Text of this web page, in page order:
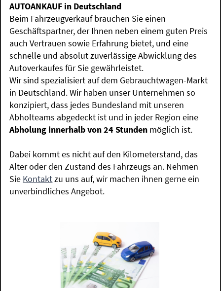
AUTOANKAUF in Deutschland
Beim Fahrzeugverkauf brauchen Sie einen
Geschäftspartner, der Ihnen neben einem guten Preis
auch Vertrauen sowie Erfahrung bietet, und eine
schnelle und absolut zuverlässige Abwicklung des
Autoverkaufes für Sie gewährleistet.
Wir sind spezialisiert auf dem Gebrauchtwagen-Markt
in Deutschland. Wir haben unser Unternehmen so
konzipiert, dass jedes Bundesland mit unseren
Abholteams abgedeckt ist und in jeder Region eine
Abholung innerhalb von 24 Stunden möglich ist.
Dabei kommt es nicht auf den Kilometerstand, das
Alter oder den Zustand des Fahrzeugs an. Nehmen
Sie Kontaktzu uns auf, wir machen ihnen gerne ein
unverbindliches Angebot.